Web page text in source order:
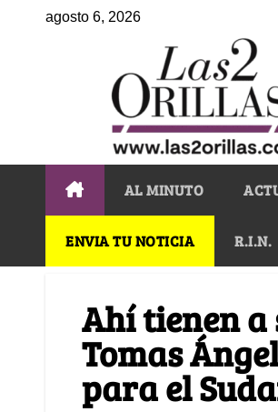
agosto 6, 2026
AL MINUTO
ENVIA TU NOTICIA R.I.N.
Ahí tienen a
Tomas
para el